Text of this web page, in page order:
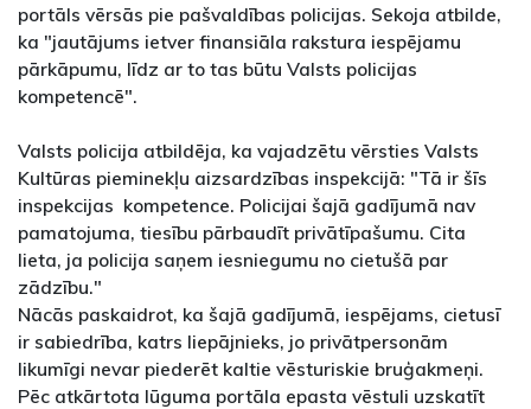
portāls vērsās pie pašvaldības policijas. Sekoja atbilde,
ka "jautājums ietver finansiāla rakstura iespējamu
pārkāpumu, līdz ar to tas būtu Valsts policijas
kompetencē".
Valsts policija atbildēja, ka vajadzētu vērsties Valsts
Kultūras pieminekļu aizsardzības inspekcijā: "Tā ir šīs
inspekcijas kompetence. Policijai šajā gadījumā nav
pamatojuma, tiesību pārbaudīt privātīpašumu. Cita
lieta, ja policija saņem iesniegumu no cietušā par
zādzību."
Nācās paskaidrot, ka šajā gadījumā, iespējams, cietusī
ir sabiedrība, katrs liepājnieks, jo privātpersonām
likumīgi nevar piederēt kaltie vēsturiskie bruģakmeņi.
Pēc atkārtota lūguma portāla epasta vēstuli uzskatīt